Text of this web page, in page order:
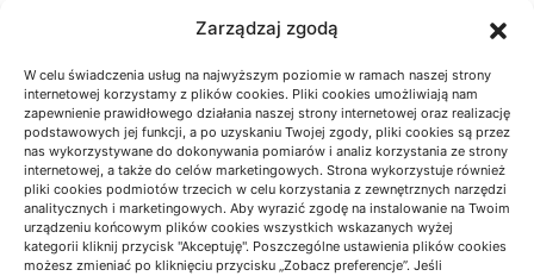
Zarządzaj zgodą
W celu świadczenia usług na najwyższym poziomie w ramach naszej strony
internetowej korzystamy z plików cookies. Pliki cookies umożliwiają nam
zapewnienie prawidłowego działania naszej strony internetowej oraz realizację
podstawowych jej funkcji, a po uzyskaniu Twojej zgody, pliki cookies są przez
nas wykorzystywane do dokonywania pomiarów i analiz korzystania ze strony
internetowej, a także do celów marketingowych. Strona wykorzystuje również
pliki cookies podmiotów trzecich w celu korzystania z zewnętrznych narzędzi
analitycznych i marketingowych. Aby wyrazić zgodę na instalowanie na Twoim
urządzeniu końcowym plików cookies wszystkich wskazanych wyżej
kategorii kliknij przycisk "Akceptuję". Poszczególne ustawienia plików cookies
możesz zmieniać po kliknięciu przycisku „Zobacz preferencje”. Jeśli
SKLEP INTERNETOWY PRZED
SEZONEM: AUDYT PRZED
REKLAMAMI
08/07/2026